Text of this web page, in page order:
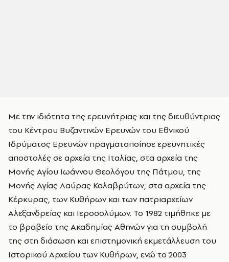
Με την ιδιότητα της ερευνήτριας και της διευθύντριας
του Κέντρου Βυζαντινών Ερευνών του Εθνικού
Ιδρύματος Ερευνών πραγματοποίησε ερευνητικές
αποστολές σε αρχεία της Ιταλίας, στα αρχεία της
Μονής Αγίου Ιωάννου Θεολόγου της Πάτμου, της
Μονής Αγίας Λαύρας Καλαβρύτων, στα αρχεία της
Κέρκυρας, των Κυθήρων και των πατριαρχείων
Αλεξανδρείας και Ιεροσολύμων. Το 1982 τιμήθηκε με
το βραβείο της Ακαδημίας Αθηνών για τη συμβολή
της στη διάσωση και επιστημονική εκμετάλλευση του
Ιστορικού Αρχείoυ των Κυθήρων, ενώ το 2003